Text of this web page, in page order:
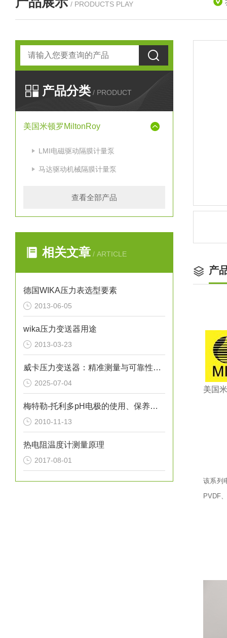
/ PRODUCTS PLAY
产品分类 / PRODUCT
美国米顿罗MiltonRoy
LMI电磁驱动隔膜计量泵
马达驱动机械隔膜计量泵
查看全部产品
相关文章 / ARTICLE
德国WIKA压力表选型要素
2013-06-05
wika压力变送器用途
2013-03-23
威卡压力变送器：精准测量与可靠性的象征
2025-07-04
梅特勒-托利多pH电极的使用、保养与维护（图）
2010-11-13
热电阻温度计测量原理
2017-08-01
产
美国
该系列
PVDF